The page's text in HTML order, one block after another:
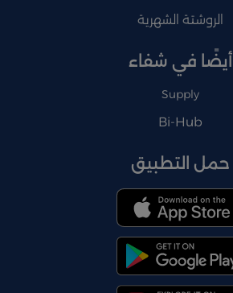
الروشتة الشهرية
أيضًا في شفاء
Supply
Bi-Hub
حمل التطبيق